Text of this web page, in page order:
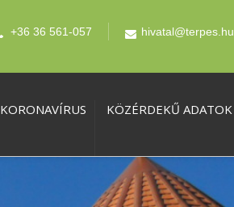
+36 36 561-057 hivatal@terpes.hu
KORONAVÍRUS KÖZÉRDEKŰ ADATOK